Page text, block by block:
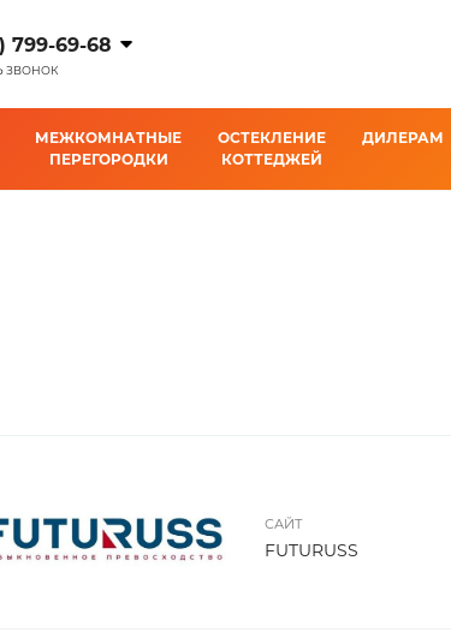
799-69-68
ЗВОНОК
МЕЖКОМНАТНЫЕ
ПЕРЕГОРОДКИ
ОСТЕКЛЕНИЕ
КОТТЕДЖЕЙ
ДИЛЕРАМ
САЙТ
FUTURUSS